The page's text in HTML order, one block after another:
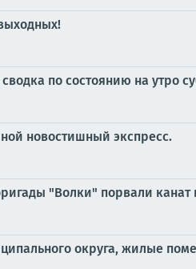
по состоянию на утро
новостишный экспресс.
"Волки" порвали канат
округа, жилые